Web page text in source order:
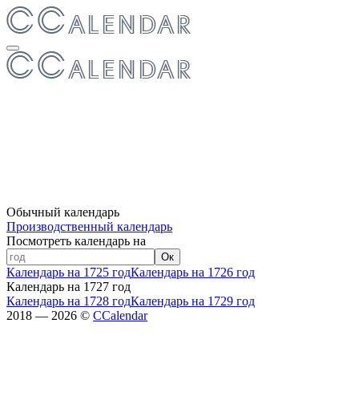
Обычный календарь
Производственный календарь
Посмотреть календарь на
Ок
Календарь на 1725 годКалендарь на 1726 год
Календарь на 1727 год
Календарь на 1728 годКалендарь на 1729 год
2018 — 2026 © CCalendar